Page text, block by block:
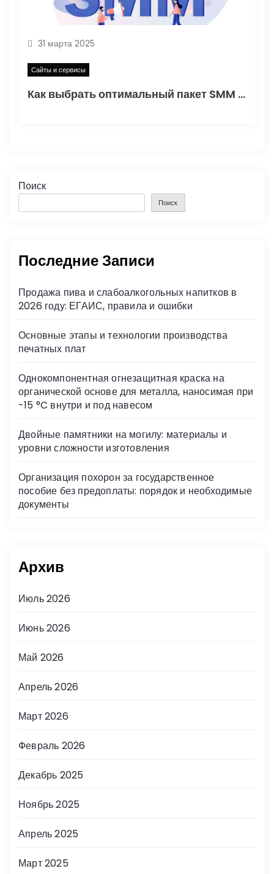
31 марта 2025
Сайты и сервисы
Как выбрать оптимальный пакет SMM для бизнеса
Поиск
Поиск
Последние Записи
Продажа пива и слабоалкогольных напитков в
2026 году: ЕГАИС, правила и ошибки
Основные этапы и технологии производства
печатных плат
Однокомпонентная огнезащитная краска на
органической основе для металла, наносимая при
-15 °C внутри и под навесом
Двойные памятники на могилу: материалы и
уровни сложности изготовления
Организация похорон за государственное
пособие без предоплаты: порядок и необходимые
документы
Архив
Июль 2026
Июнь 2026
Май 2026
Апрель 2026
Март 2026
Февраль 2026
Декабрь 2025
Ноябрь 2025
Апрель 2025
Март 2025